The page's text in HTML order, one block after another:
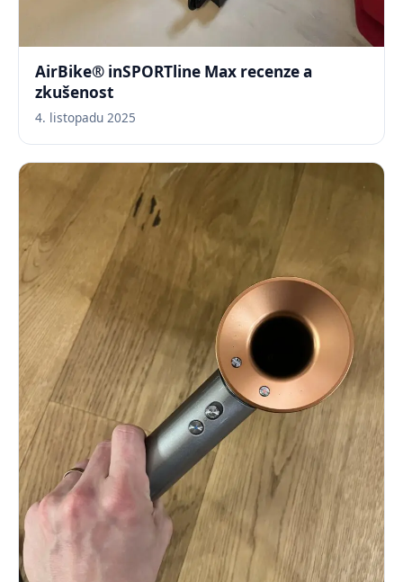
AirBike® inSPORTline Max recenze a
zkušenost
4. listopadu 2025